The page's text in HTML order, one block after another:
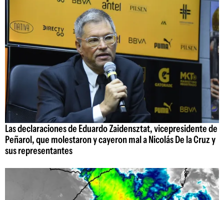
Las declaraciones de Eduardo Zaidensztat, vicepresidente de
Peñarol, que molestaron y cayeron mal a Nicolás De la Cruz y
sus representantes